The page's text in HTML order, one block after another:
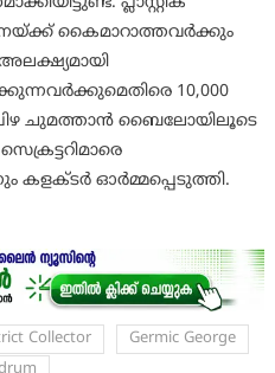
കൈമാറാത്തവര്‍ക്കും
10,000
ചുമത്താന്‍ ബൈലോയിലൂടെ
കളക്ടര്‍ ഓര്‍മ്മപ്പെടുത്തി.
Collector
Germic George